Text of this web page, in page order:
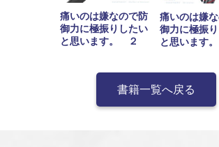
痛いのは嫌なので防
御力に極振りしたい
と思います。 ２
痛いのは嫌
御力に極振
と思います。
書籍一覧へ戻る